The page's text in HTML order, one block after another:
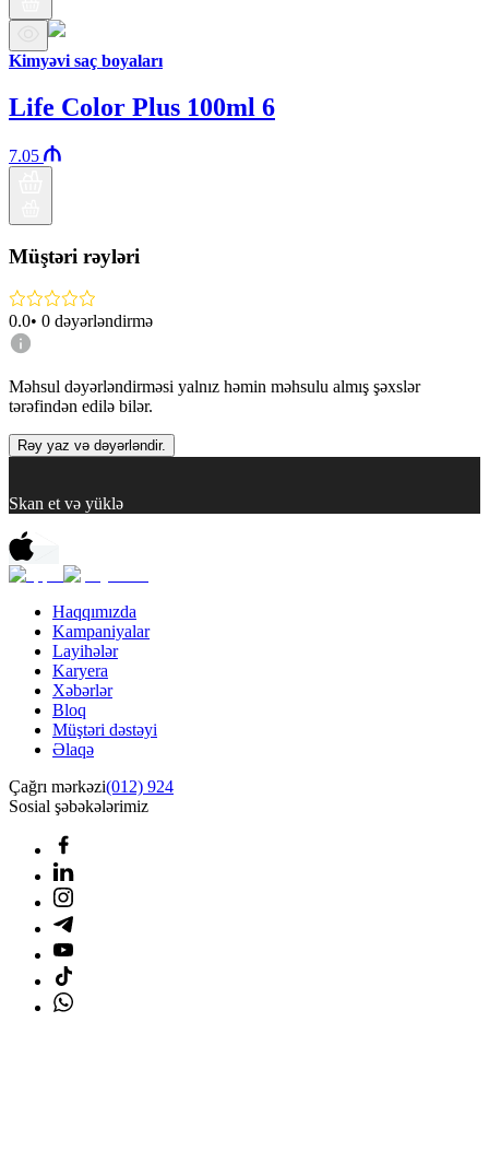
Kimyəvi saç boyaları
Life Color Plus 100ml 6
7.05
Müştəri rəyləri
0.0• 0 dəyərləndirmə
Məhsul dəyərləndirməsi yalnız həmin məhsulu almış şəxslər
tərəfindən edilə bilər.
Rəy yaz və dəyərləndir.
Skan et və yüklə
Haqqımızda
Kampaniyalar
Layihələr
Karyera
Xəbərlər
Bloq
Müştəri dəstəyi
Əlaqə
Çağrı mərkəzi(012) 924
Sosial şəbəkələrimiz